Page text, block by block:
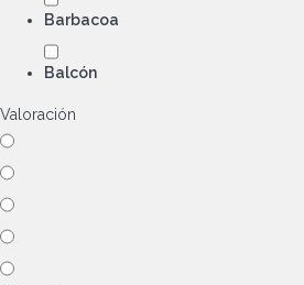
Barbacoa
Balcón
Valoración